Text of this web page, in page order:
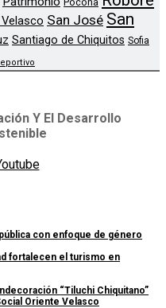
San José San
Santiago de Chiquitos Sofia
Y El Desarrollo
con enfoque de género
fortalecen el turismo en
“Tiluchi Chiquitano”
Oriente Velasco